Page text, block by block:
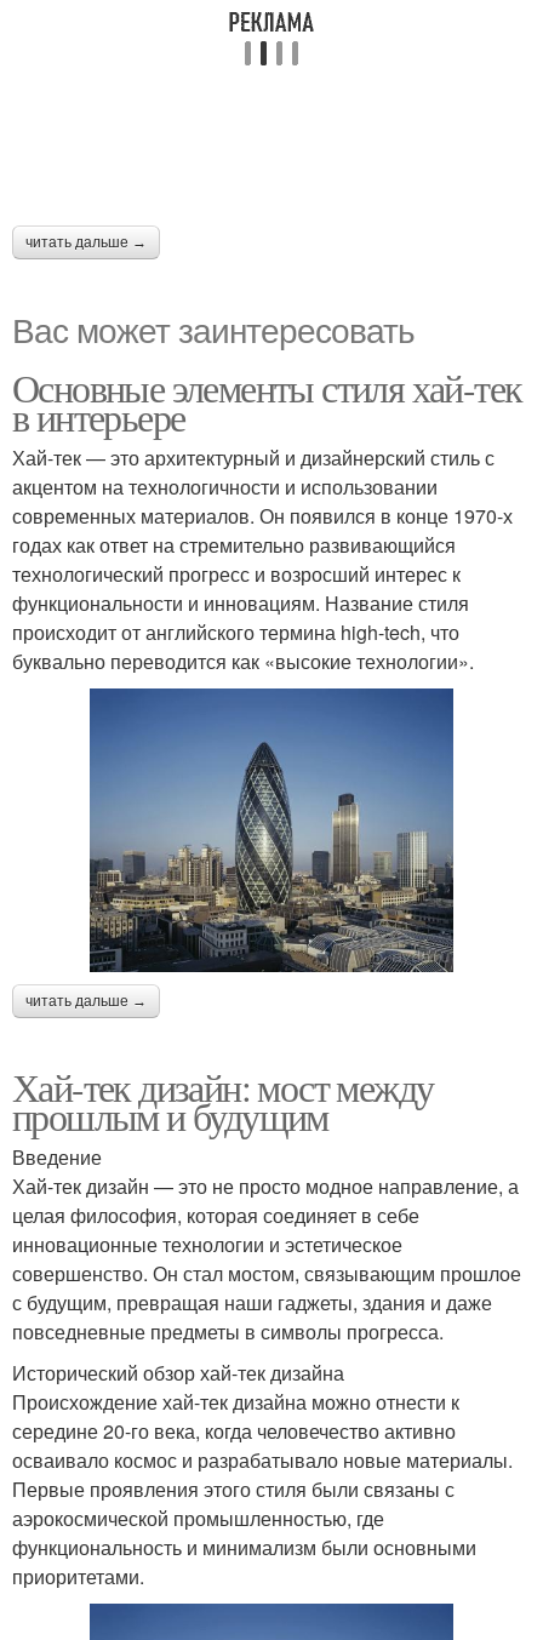
читать дальше →
Вас может заинтересовать
Основные элементы стиля хай-тек
в интерьере
Хай-тек — это архитектурный и дизайнерский стиль с
акцентом на технологичности и использовании
современных материалов. Он появился в конце 1970-х
годах как ответ на стремительно развивающийся
технологический прогресс и возросший интерес к
функциональности и инновациям. Название стиля
происходит от английского термина high-tech, что
буквально переводится как «высокие технологии».
читать дальше →
Хай-тек дизайн: мост между
прошлым и будущим
Введение
Хай-тек дизайн — это не просто модное направление, а
целая философия, которая соединяет в себе
инновационные технологии и эстетическое
совершенство. Он стал мостом, связывающим прошлое
с будущим, превращая наши гаджеты, здания и даже
повседневные предметы в символы прогресса.
Исторический обзор хай-тек дизайна
Происхождение хай-тек дизайна можно отнести к
середине 20-го века, когда человечество активно
осваивало космос и разрабатывало новые материалы.
Первые проявления этого стиля были связаны с
аэрокосмической промышленностью, где
функциональность и минимализм были основными
приоритетами.